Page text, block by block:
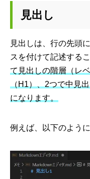
見出し
見出しは、行の先頭
スを付けて記述する
て見出しの階層（レ
（H1）、2つで中見
になります。
例えば、以下のよう